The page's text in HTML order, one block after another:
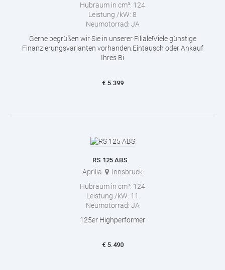
Hubraum in cm³: 124
Leistung /kW: 8
Neumotorrad: JA
Gerne begrüßen wir Sie in unserer Filiale!Viele günstige
Finanzierungsvarianten vorhanden.Eintausch oder Ankauf
Ihres Bi
€ 5.399
RS 125 ABS
Aprilia
Innsbruck
Hubraum in cm³: 124
Leistung /kW: 11
Neumotorrad: JA
125er Highperformer
€ 5.490